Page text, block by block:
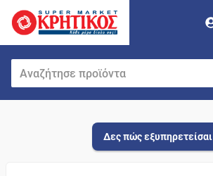
Δες πώς εξυπηρετείσαι